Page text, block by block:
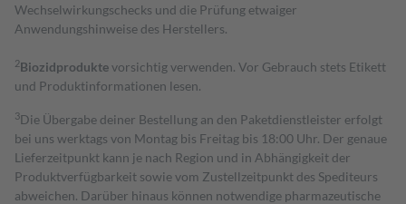
Wechselwirkungschecks und die Prüfung etwaiger
Anwendungshinweise des Herstellers.
2Biozidproduktevorsichtig verwenden. Vor Gebrauch stets Etikett
und Produktinformationen lesen.
3Die Übergabe deiner Bestellung an den Paketdienstleister erfolgt
bei uns werktags von Montag bis Freitag bis 18:00 Uhr. Der genaue
Lieferzeitpunkt kann je nach Region und in Abhängigkeit der
Produktverfügbarkeit sowie vom Zustellzeitpunkt des Spediteurs
abweichen. Darüber hinaus können notwendige pharmazeutische